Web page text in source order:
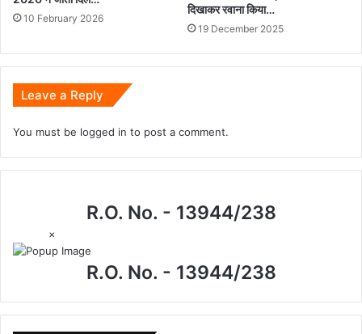
10 February 2026
दिखाकर रवाना किया…
19 December 2025
Leave a Reply
You must be logged in to post a comment.
R.O. No. - 13944/238
×
R.O. No. - 13944/238